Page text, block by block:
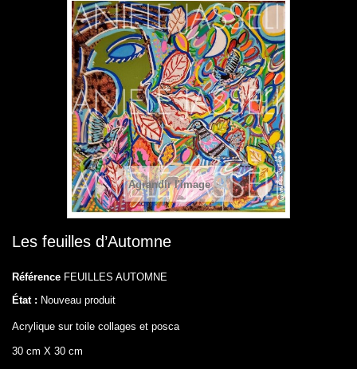
Agrandir l'image
Les feuilles d’Automne
Référence FEUILLES AUTOMNE
État : Nouveau produit
Acrylique sur toile collages et posca
30 cm X 30 cm